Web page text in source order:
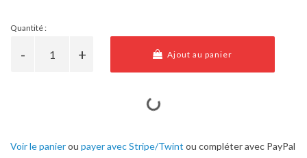
Quantité :
Ajout au panier
Voir le panierou payer avec Stripe/Twint ou compléter avec PayPal